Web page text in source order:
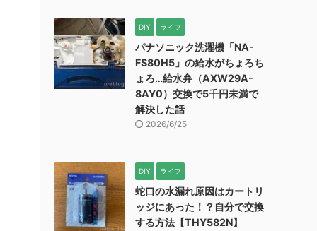
DIY ライフ
パナソニック洗濯機「NA-
FS80H5」の給水がちょろち
ょろ…給水弁（AXW29A-
8AY0）交換で5千円未満で
解決した話
2026/6/25
DIY ライフ
蛇口の水漏れ原因はカートリ
ッジにあった！？自分で交換
する方法【THY582N】